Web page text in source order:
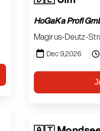
HoGaKa Profi
Magirus-Deutz-
Dec 9,2026